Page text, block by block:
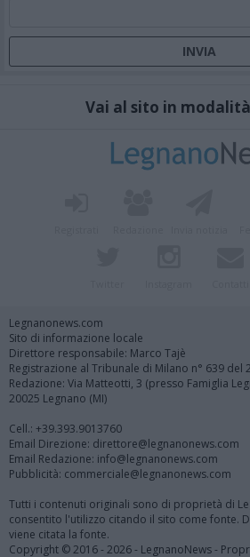
Vai al sito in
Legnanonews.com
Sito di informazione locale
Direttore responsabile: Marco Tajè
Registrazione al Tribunale di Milano n° 639 del
Redazione: Via Matteotti, 3 (presso Famiglia
20025 Legnano (MI)
Cell.: +39.393.9013760
Email Direzione: direttore@legnanonews.com
Email Redazione: info@legnanonews.com
Pubblicità: commerciale@legnanonews.com
Tutti i contenuti originali sono di proprietà di
consentito l'utilizzo citando il sito come fonte.
viene citata la fonte.
Copyright © 2016 - 2026 - LegnanoNews -